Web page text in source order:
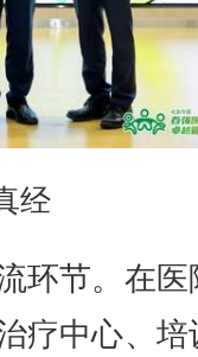
经
环节。在
疗中心、